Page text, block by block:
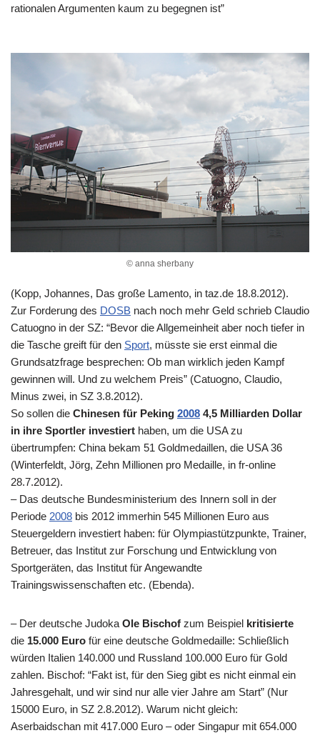
rationalen Argumenten kaum zu begegnen ist”
© anna sherbany
(Kopp, Johannes, Das große Lamento, in taz.de 18.8.2012).
Zur Forderung des DOSB nach noch mehr Geld schrieb Claudio
Catuogno in der SZ: “Bevor die Allgemeinheit aber noch tiefer in
die Tasche greift für den Sport, müsste sie erst einmal die
Grundsatzfrage besprechen: Ob man wirklich jeden Kampf
gewinnen will. Und zu welchem Preis” (Catuogno, Claudio,
Minus zwei, in SZ 3.8.2012).
So sollen die Chinesen für Peking 2008 4,5 Milliarden Dollar
in ihre Sportler investiert haben, um die USA zu
übertrumpfen: China bekam 51 Goldmedaillen, die USA 36
(Winterfeldt, Jörg, Zehn Millionen pro Medaille, in fr-online
28.7.2012).
– Das deutsche Bundesministerium des Innern soll in der
Periode 2008 bis 2012 immerhin 545 Millionen Euro aus
Steuergeldern investiert haben: für Olympiastützpunkte, Trainer,
Betreuer, das Institut zur Forschung und Entwicklung von
Sportgeräten, das Institut für Angewandte
Trainingswissenschaften etc. (Ebenda).
– Der deutsche Judoka Ole Bischof zum Beispiel kritisierte
die 15.000 Euro für eine deutsche Goldmedaille: Schließlich
würden Italien 140.000 und Russland 100.000 Euro für Gold
zahlen. Bischof: “Fakt ist, für den Sieg gibt es nicht einmal ein
Jahresgehalt, und wir sind nur alle vier Jahre am Start” (Nur
15000 Euro, in SZ 2.8.2012). Warum nicht gleich:
Aserbaidschan mit 417.000 Euro – oder Singapur mit 654.000